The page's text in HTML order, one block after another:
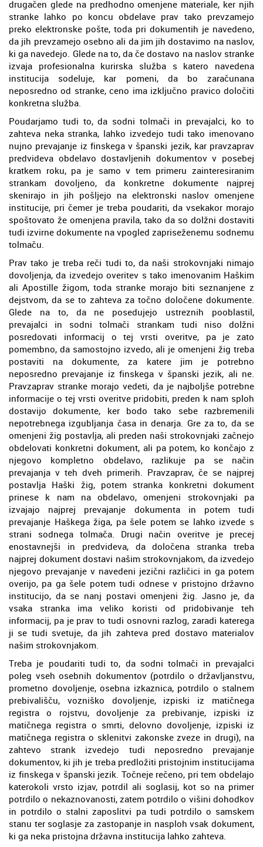
drugačen glede na predhodno omenjene materiale, ker njih
stranke lahko po koncu obdelave prav tako prevzamejo
preko elektronske pošte, toda pri dokumentih je navedeno,
da jih prevzamejo osebno ali da jim jih dostavimo na naslov,
ki ga navedejo. Glede na to, da če dostavo na naslov stranke
izvaja profesionalna kurirska služba s katero navedena
institucija sodeluje, kar pomeni, da bo zaračunana
neposredno od stranke, ceno ima izključno pravico določiti
konkretna služba.
Poudarjamo tudi to, da sodni tolmači in prevajalci, ko to
zahteva neka stranka, lahko izvedejo tudi tako imenovano
nujno prevajanje iz finskega v španski jezik, kar pravzaprav
predvideva obdelavo dostavljenih dokumentov v posebej
kratkem roku, pa je samo v tem primeru zainteresiranim
strankam dovoljeno, da konkretne dokumente najprej
skenirajo in jih pošljejo na elektronski naslov omenjene
institucije, pri čemer je treba poudariti, da vsekakor morajo
spoštovato že omenjena pravila, tako da so dolžni dostaviti
tudi izvirne dokumente na vpogled zapriseženemu sodnemu
tolmaču.
Prav tako je treba reči tudi to, da naši strokovnjaki nimajo
dovoljenja, da izvedejo overitev s tako imenovanim Haškim
ali Apostille žigom, toda stranke morajo biti seznanjene z
dejstvom, da se to zahteva za točno določene dokumente.
Glede na to, da ne posedujejo ustreznih pooblastil,
prevajalci in sodni tolmači strankam tudi niso dolžni
posredovati informacij o tej vrsti overitve, pa je zato
pomembno, da samostojno izvedo, ali je omenjeni žig treba
postaviti na dokumente, za katere jim je potrebno
neposredno prevajanje iz finskega v španski jezik, ali ne.
Pravzaprav stranke morajo vedeti, da je najboljše potrebne
informacije o tej vrsti overitve pridobiti, preden k nam sploh
dostavijo dokumente, ker bodo tako sebe razbremenili
nepotrebnega izgubljanja časa in denarja. Gre za to, da se
omenjeni žig postavlja, ali preden naši strokovnjaki začnejo
obdelovati konkretni dokument, ali pa potem, ko končajo z
njegovo kompletno obdelavo, razlikuje pa se način
prevajanja v teh dveh primerih. Pravzaprav, če se najprej
postavlja Haški žig, potem stranka konkretni dokument
prinese k nam na obdelavo, omenjeni strokovnjaki pa
izvajajo najprej prevajanje dokumenta in potem tudi
prevajanje Haškega žiga, pa šele potem se lahko izvede s
strani sodnega tolmača. Drugi način overitve je precej
enostavnejši in predvideva, da določena stranka treba
najprej dokument dostavi našim strokovnjakom, da izvedejo
njegovo prevajanje v navedeni jezični različici in ga potem
overijo, pa ga šele potem tudi odnese v pristojno državno
institucijo, da se nanj postavi omenjeni žig. Jasno je, da
vsaka stranka ima veliko koristi od pridobivanje teh
informacij, pa je prav to tudi osnovni razlog, zaradi katerega
ji se tudi svetuje, da jih zahteva pred dostavo materialov
našim strokovnjakom.
Treba je poudariti tudi to, da sodni tolmači in prevajalci
poleg vseh osebnih dokumentov (potrdilo o državljanstvu,
prometno dovoljenje, osebna izkaznica, potrdilo o stalnem
prebivališču, vozniško dovoljenje, izpiski iz matičnega
registra o rojstvu, dovoljenje za prebivanje, izpiski iz
matičnega registra o smrti, delovno dovoljenje, izpiski iz
matičnega registra o sklenitvi zakonske zveze in drugi), na
zahtevo strank izvedejo tudi neposredno prevajanje
dokumentov, ki jih je treba predložiti pristojnim institucijama
iz finskega v španski jezik. Točneje rečeno, pri tem obdelajo
katerokoli vrsto izjav, potrdil ali soglasij, kot so na primer
potrdilo o nekaznovanosti, zatem potrdilo o višini dohodkov
in potrdilo o stalni zaposlitvi pa tudi potrdilo o samskem
stanu ter soglasje za zastopanje in nasploh vsak dokument,
ki ga neka pristojna državna institucija lahko zahteva.